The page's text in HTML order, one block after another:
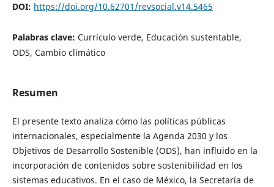
DOI: https://doi.org/10.62701/revsocial.v14.5465
Palabras clave: Currículo verde, Educación sustentable,
ODS, Cambio climático
Resumen
El presente texto analiza cómo las políticas públicas
internacionales, especialmente la Agenda 2030 y los
Objetivos de Desarrollo Sostenible (ODS), han influido en la
incorporación de contenidos sobre sostenibilidad en los
sistemas educativos. En el caso de México, la Secretaría de